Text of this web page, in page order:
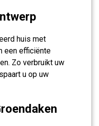
huis met
een efficiënte
Zo verbruikt uw
u op uw